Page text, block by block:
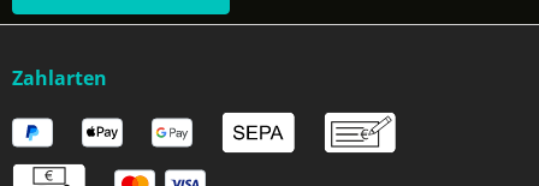
Zahlarten